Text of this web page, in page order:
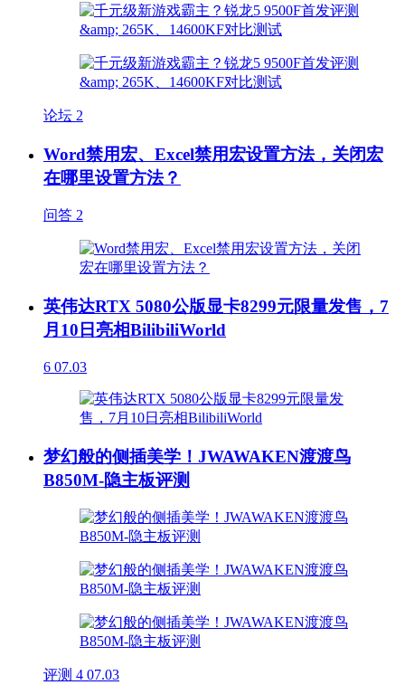
论坛 2
Word禁用宏、Excel禁用宏设置方法，关闭宏
在哪里设置方法？
问答 2
英伟达RTX 5080公版显卡8299元限量发售，7
月10日亮相BilibiliWorld
6 07.03
梦幻般的侧插美学！JWAWAKEN渡渡鸟
B850M-隐主板评测
评测 4 07.03